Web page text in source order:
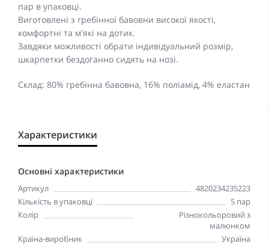
пар в упаковці.
Виготовлені з гребінної бавовни високої якості,
комфортні та м'які на дотик.
Завдяки можливості обрати індивідуальний розмір,
шкарпетки бездоганно сидять на нозі.
Склад: 80% гребінна бавовна, 16% поліамід, 4% еластан
Характеристики
Основні характеристики
Артикул
4820234235223
Кількість в упаковці
5 пар
Колір
Різнокольоровий з
малюнком
Країна-виробник
Україна